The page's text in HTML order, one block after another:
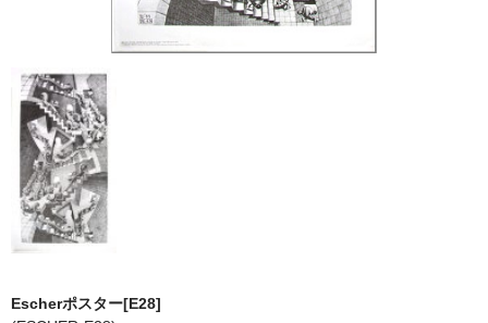
マット・インナー
吊りフック
吊り金具＆ヒモセット
簡単スタンド
額装テープ
LP・CDフレーム
Escherポスター[E28]